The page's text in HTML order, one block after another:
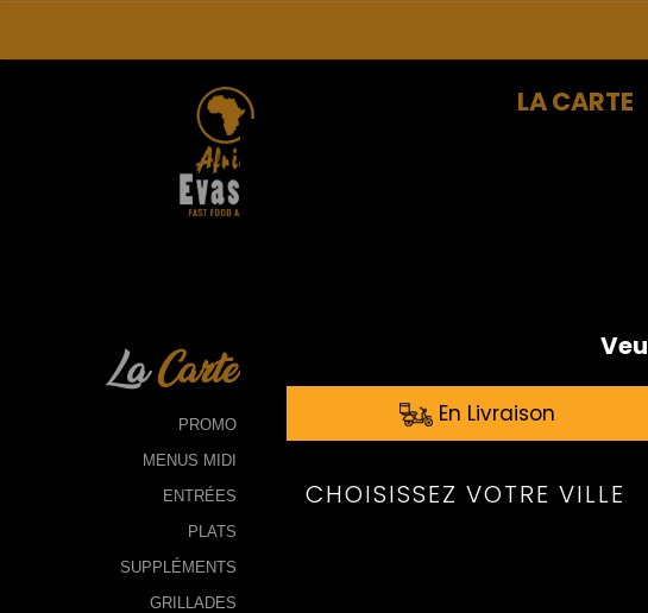
LA CARTE
LaCarte
PROMO
MENUS MIDI
ENTRÉES
PLATS
SUPPLÉMENTS
GRILLADES